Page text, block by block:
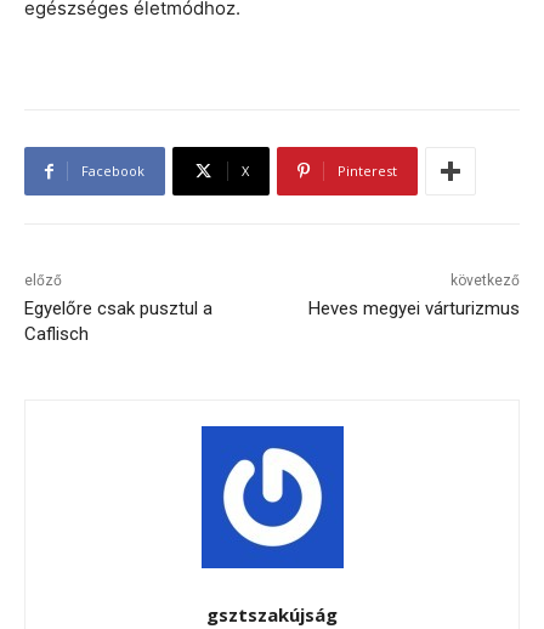
egészséges életmódhoz.
Facebook X Pinterest
előző
Egyelőre csak pusztul a
Caflisch
következő
Heves megyei várturizmus
gsztszakújság